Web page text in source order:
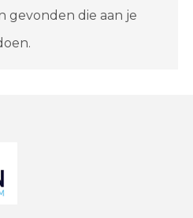
gevonden die aan je